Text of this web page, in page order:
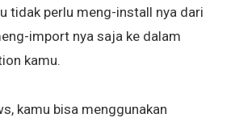
tidak perlu meng-install nya dari
import nya saja ke dalam
kamu.
kamu bisa menggunakan